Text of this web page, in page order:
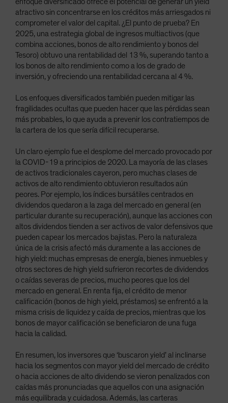
atractivo sin concentrarse en los créditos más arriesgados ni
comprometer el valor del capital. ¿El punto de prueba? En
2025, una estrategia global de ingresos multiactivos (que
combina acciones, bonos de alto rendimiento y bonos del
Tesoro) obtuvo una rentabilidad del 13 %, superando tanto a
los bonos de alto rendimiento como a los de grado de
inversión, y ofreciendo una rentabilidad cercana al 4 %.
Los enfoques diversificados también pueden mitigar las
fragilidades ocultas que pueden hacer que las pérdidas sean
más probables, lo que ayuda a prevenir los contratiempos de
la cartera de los que sería difícil recuperarse.
Un claro ejemplo fue el desplome del mercado provocado por
la COVID-19 a principios de 2020. La mayoría de las clases
de activos tradicionales cayeron, pero muchas clases de
activos de alto rendimiento obtuvieron resultados aún
peores. Por ejemplo, los índices bursátiles centrados en
dividendos quedaron a la zaga del mercado en general (en
particular durante su recuperación), aunque las acciones con
altos dividendos tienden a ser activos de valor defensivos que
pueden capear los mercados bajistas. Pero la naturaleza
única de la crisis afectó más duramente a las acciones de
high yield: muchas empresas de energía, bienes inmuebles y
otros sectores de high yield sufrieron recortes de dividendos
o caídas severas de precios, mucho peores que los del
mercado en general. En renta fija, el crédito de menor
calificación (bonos de high yield, préstamos) se enfrentó a la
misma crisis de liquidez y caída de precios, mientras que los
bonos de mayor calificación se beneficiaron de una fuga
hacia la calidad.
En resumen, los inversores que ‘buscaron yield’ al inclinarse
hacia los segmentos con mayor yield del mercado de crédito
o hacia acciones de alto dividendo se vieron penalizados con
caídas más pronunciadas que aquellos con una asignación
más equilibrada y cuidadosa. Además, las carteras